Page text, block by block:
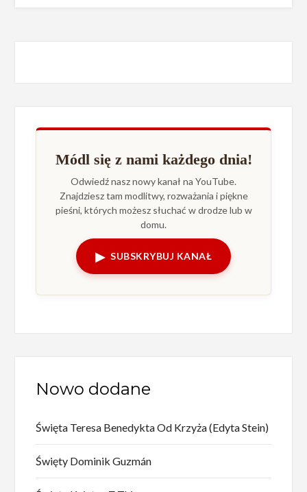
Módl się z nami każdego dnia!
Odwiedź nasz nowy kanał na YouTube.
Znajdziesz tam modlitwy, rozważania i piękne
pieśni, których możesz słuchać w drodze lub w
domu.
▶ SUBSKRYBUJ KANAŁ
Nowo dodane
Święta Teresa Benedykta Od Krzyża (Edyta Stein)
Święty Dominik Guzmán